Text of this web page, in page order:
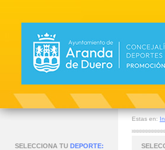
Estas en:
SELECCIONA TU DEPORTE: